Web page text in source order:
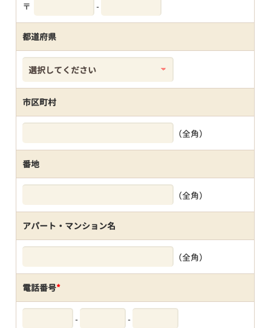
〒 -
都道府県
市区町村
（全角）
番地
（全角）
アパート・マンション名
（全角）
電話番号*
- -